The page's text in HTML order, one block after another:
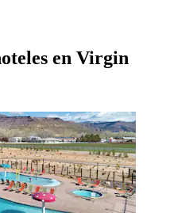
en Virgin